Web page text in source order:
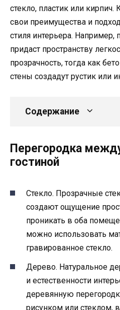
стекло, пластик или
свои преимущества и
стиля интерьера. Например,
придаст пространству
прозрачность, тогда как
стены создадут рустик или
Содержание
Перегородка
гостиной
Стекло. Прозрачные
создают ощущение
проникать в оба
можно использовать
гравированное стекло.
Дерево. Натуральное
и естественности
деревянную
рисунком или стеклом,